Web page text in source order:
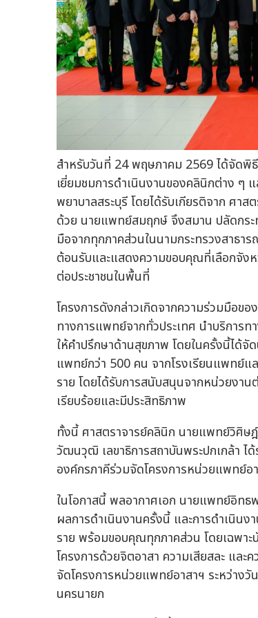
สำหรับวันที่ 24 พฤษภาคม 2569 ได้จัดพิ
เยี่ยมชมการดำเนินงานของคลินิกต่าง ๆ
พยาบาลสระบุรี โดยได้รับเกียรติจาก ศา
ด้วย นายแพทย์สมฤกษ์ จึงสมาน ปลัดกระ
มือจากทุกภาคส่วนในนามกระทรวงสาธา
ต้อนรับและแสดงความขอบคุณที่เลือกจังห
ต่อประชาชนในพื้นที่
โครงการดังกล่าวเกิดจากความร่วมมือข
ทางการแพทย์จากทั่วประเทศ นำบริการ
ให้คำปรึกษาด้านสุขภาพ โดยในครั้งนี้ได้
แพทย์กว่า 500 คน จากโรงเรียนแพทย์แ
ราย โดยได้รับการสนับสนุนจากหน่วยงาน
เรียบร้อยและมีประสิทธิภาพ
ทั้งนี้ ศาสตราจารย์คลินิก นายแพทย์วิศิษ
วัฒนวุฒิ เลขาธิการสถาบันพระปกเกล้า
องค์กรภาคีร่วมจัดโครงการหน่วยแพทย์อ
ในโอกาสนี้ พลอากาศเอก นายแพทย์อิทธ
ผลการดำเนินงานครั้งนี้ และการดำเนิน
ราย พร้อมขอบคุณทุกภาคส่วน โดยเฉพา
โครงการด้วยจิตอาสา ความเสียสละ แล
จัดโครงการหน่วยแพทย์อาสาฯ ระหว่า
นครนายก